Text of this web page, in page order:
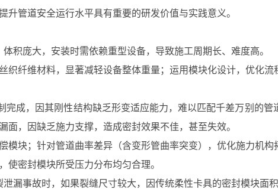
管道安全运行水平具有重要的研发价值与实践意义。
积庞大，安装时需依赖重型设备，导致施工周期长、难度高。
织纤维材料，显著减轻设备整体重量；运用模块化设计，优化
完成，因其刚性结构缺乏形变适应能力，难以匹配千差万别的
，因缺乏施力支撑，造成密封效果不佳，甚至失效。
模块；针对管道曲率差异（含变形管曲率突变），优化施力机
使密封模块所受压力分布均匀合理。
漏事故时，如果裂缝尺寸较大，因传统柔性卡具的密封模块面